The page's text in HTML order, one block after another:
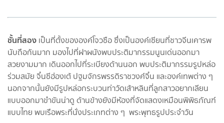
ชั้นที่สอง เป็นที่ตั้งขององค์โจวซือ ซึ่งเป็นองค์เซียนที่ชาวจีนเคารพ
นับถือกันมาก มองไปที่ฝาผนังพบประติมากรรมนูนเด่นออกมา
สวยงามมาก เดินออกไปที่ระเบียงด้านนอก พบประติมากรรมรูปหล่อ
ร่วมสมัย จิ๋นซีฮ่องเต้ ปฐมจักรพรรดิราชวงศ์จิ๋น และองค์เทพต่าง ๆ
นอกจากนั้นยังมีรูปหล่อกระบวนท่าวัดเส้าหลินที่ลูกสาวอยากเลียน
แบบออกมาขำขันน่าดู ด้านข้างยังมีห้องที่จัดแสดงเหมือนพิพิธภัณฑ์
แบบไทย พบเรือพระที่นั่งประเภทต่าง ๆ พระพุทธรูปประจำวัน